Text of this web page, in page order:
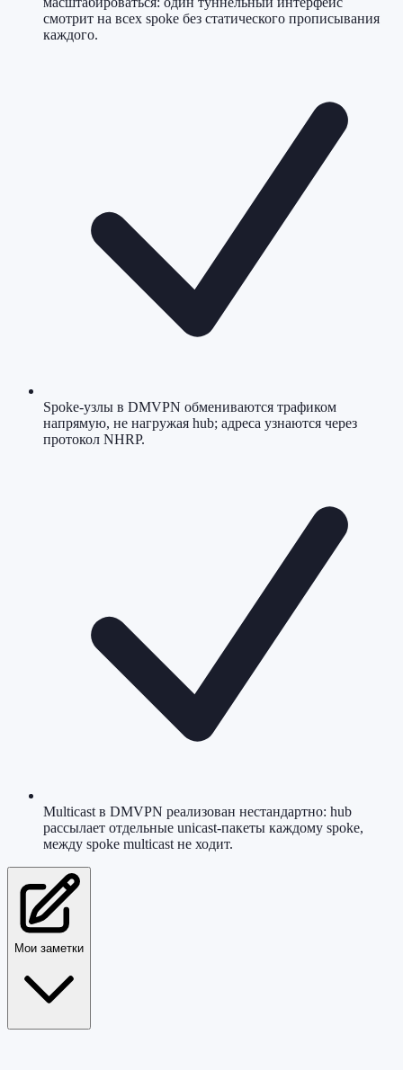
смотрит на всех spoke без статического прописывания
каждого.
Spoke-узлы в DMVPN обмениваются трафиком
напрямую, не нагружая hub; адреса узнаются через
протокол NHRP.
Multicast в DMVPN реализован нестандартно: hub
рассылает отдельные unicast-пакеты каждому spoke,
между spoke multicast не ходит.
Мои заметки